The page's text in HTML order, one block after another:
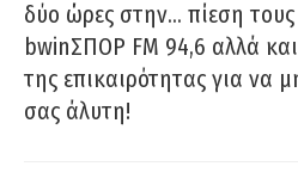
δύο ώρες στην… πίεση
bwinΣΠΟΡ FM 94,6 αλλά
της επικαιρότητας για να
σας άλυτη!